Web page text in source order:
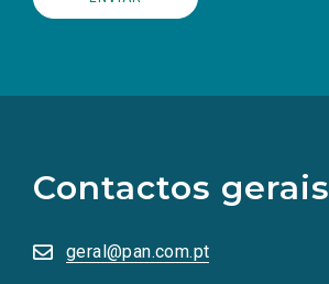
Contactos gerais
geral@pan.com.pt
redes
sociais
numa
nova